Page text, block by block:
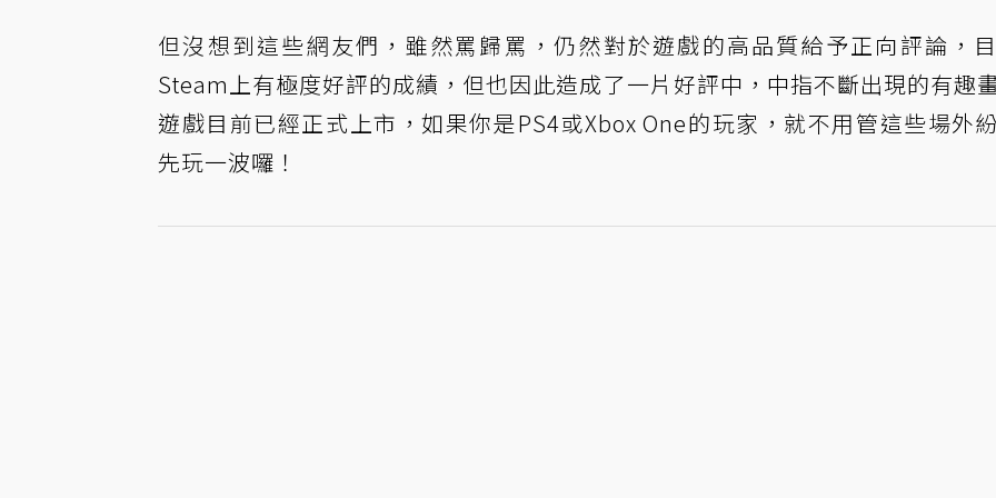
但沒想到這些網友們，雖然罵歸罵，仍然對於遊戲的高品質給予正向評論，
Steam上有極度好評的成績，但也因此造成了一片好評中，中指不斷出現的有趣
遊戲目前已經正式上市，如果你是PS4或Xbox One的玩家，就不用管這些場外
先玩一波囉！